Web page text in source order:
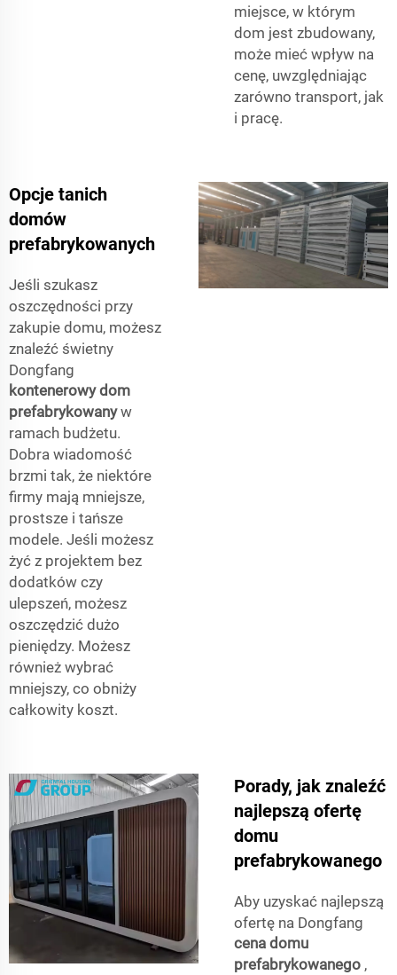
miejsce, w którym
dom jest zbudowany,
może mieć wpływ na
cenę, uwzględniając
zarówno transport, jak
i pracę.
Opcje tanich
domów
prefabrykowanych
Jeśli szukasz
oszczędności przy
zakupie domu, możesz
znaleźć świetny
Dongfang
kontenerowy dom
prefabrykowanyw
ramach budżetu.
Dobra wiadomość
brzmi tak, że niektóre
firmy mają mniejsze,
prostsze i tańsze
modele. Jeśli możesz
żyć z projektem bez
dodatków czy
ulepszeń, możesz
oszczędzić dużo
pieniędzy. Możesz
również wybrać
mniejszy, co obniży
całkowity koszt.
Porady, jak znaleźć
najlepszą ofertę
domu
prefabrykowanego
Aby uzyskać najlepszą
ofertę na Dongfang
cena domu
prefabrykowanego ,